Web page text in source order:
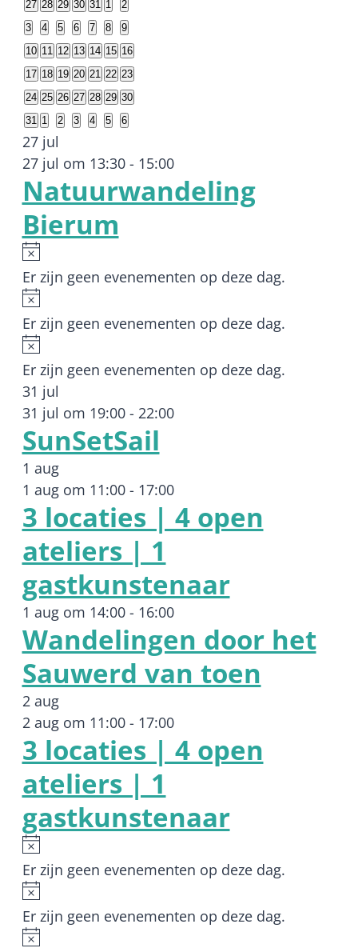
van
Activiteiten
27 28 29 30 31 1
2
3
4 5 6 7 8
9
10 11 12 13 14 15 16
17 18 19 20 21 22 23
24 25 26 27 28 29 30
31 1 2 3 4 5 6
27 jul
27 jul om 13:30- 15:00
Natuurwandeling
Bierum
Bericht
Er zijn geen evenementen op deze dag.
Bericht
Er zijn geen evenementen op deze dag.
Bericht
Er zijn geen evenementen op deze dag.
31 jul
31 jul om 19:00- 22:00
SunSetSail
1 aug
1 aug om 11:00- 17:00
3 locaties | 4 open
ateliers | 1
gastkunstenaar
1 aug om 14:00- 16:00
Wandelingen door het
Sauwerd van toen
2 aug
2 aug om 11:00- 17:00
3 locaties | 4 open
ateliers | 1
gastkunstenaar
Bericht
Er zijn geen evenementen op deze dag.
Bericht
Er zijn geen evenementen op deze dag.
Bericht